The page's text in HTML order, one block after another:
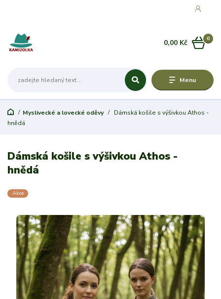
Menu
0
0,00 Kč
Myslivecké a lovecké oděvy
Dámská košile s výšivkou Athos -
hnědá
Dámská košile s výšivkou Athos -
hnědá
Akce